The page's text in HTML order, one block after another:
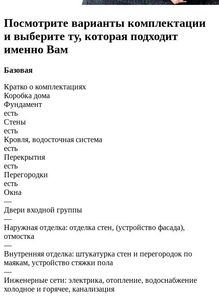
Посмотрите варианты комплектации
и выберите ту, которая подходит
именно Вам
Базовая
Кратко о комплектациях
Коробка дома
Фундамент
есть
Стены
есть
Кровля, водосточная система
есть
Перекрытия
есть
Перегородки
есть
Окна
—
Двери входной группы
—
Наружная отделка: отделка стен, (устройство фасада),
отмостка
—
Внутренняя отделка: штукатурка стен и перегородок по
маякам, устройство стяжки пола
—
Инженерные сети: электрика, отопление, водоснабжение
холодное и горячее, канализация